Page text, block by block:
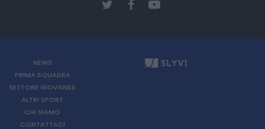
NEWS
PRIMA SQUADRA
SETTORE GIOVANILE
ALTRI SPORT
CHI SIAMO
CONTATTACI